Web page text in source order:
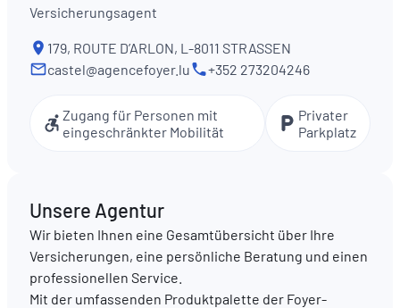
Auf unserer Website suchen
Versicherungsagent
179, ROUTE D’ARLON, L-8011 STRASSEN
castel@agencefoyer.lu
+352 273204246
Zugang für Personen mit
eingeschränkter Mobilität
Privater
Parkplatz
Unsere Agentur
Wir bieten Ihnen eine Gesamtübersicht über Ihre
Versicherungen, eine persönliche Beratung und einen
professionellen Service.
Mit der umfassenden Produktpalette der Foyer-